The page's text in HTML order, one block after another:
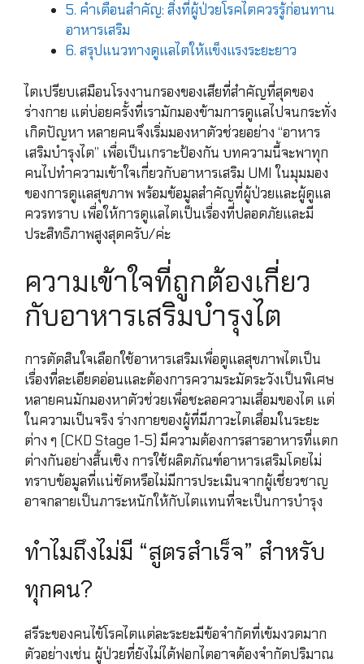
5. คำเตือนสำคัญ: สิ่งที่ผู้ป่วยโรคไตควรรู้ก่อนทาน
อาหารเสริม
6. สรุปแนวทางดูแลไตให้แข็งแรงระยะยาว
ไตเปรียบเสมือนโรงงานกรองของเสียที่สำคัญที่สุดของ
ร่างกาย แต่บ่อยครั้งที่เรามักมองข้ามการดูแลไปจนกระทั่ง
เกิดปัญหา หลายคนจึงเริ่มมองหาตัวช่วยอย่าง “อาหาร
เสริมบำรุงไต” เพื่อเป็นเกราะป้องกัน บทความนี้จะพาทุก
คนไปทำความเข้าใจเกี่ยวกับอาหารเสริม UMI ในมุมมอง
ของการดูแลสุขภาพ พร้อมข้อมูลสำคัญที่ผู้ป่วยและผู้ดูแล
ควรทราบ เพื่อให้การดูแลไตเป็นเรื่องที่ปลอดภัยและมี
ประสิทธิภาพสูงสุดครับ/ค่ะ
ความเข้าใจที่ถูกต้องเกี่ยว
กับอาหารเสริมบำรุงไต
การตัดสินใจเลือกใช้อาหารเสริมเพื่อดูแลสุขภาพไตเป็น
เรื่องที่ละเอียดอ่อนและต้องการความระมัดระวังเป็นพิเศษ
หลายคนมักมองหาตัวช่วยเพื่อชะลอความเสื่อมของไต แต่
ในความเป็นจริง ร่างกายของผู้ที่มีภาวะไตเสื่อมในระยะ
ต่าง ๆ (CKD Stage 1-5) มีความต้องการสารอาหารที่แตก
ต่างกันอย่างสิ้นเชิง การใช้ผลิตภัณฑ์อาหารเสริมโดยไม่
ทราบข้อมูลที่แน่ชัดหรือไม่มีการประเมินจากผู้เชี่ยวชาญ
อาจกลายเป็นภาระหนักให้กับไตแทนที่จะเป็นการบำรุง
ทำไมถึงไม่มี “สูตรสำเร็จ” สำหรับ
ทุกคน?
สรีระของคนไข้โรคไตแต่ละระยะมีข้อจำกัดที่เข้มงวดมาก
ตัวอย่างเช่น ผู้ป่วยที่ยังไม่ได้ฟอกไตอาจต้องจำกัดปริมาณ